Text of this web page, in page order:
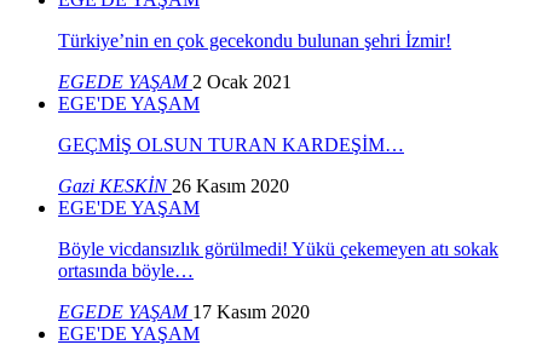
Türkiye’nin en çok gecekondu bulunan şehri İzmir!
EGEDE YAŞAM 2 Ocak 2021
EGE'DE YAŞAM
GEÇMİŞ OLSUN TURAN KARDEŞİM…
Gazi KESKİN 26 Kasım 2020
EGE'DE YAŞAM
Böyle vicdansızlık görülmedi! Yükü çekemeyen atı sokak
ortasında böyle…
EGEDE YAŞAM 17 Kasım 2020
EGE'DE YAŞAM